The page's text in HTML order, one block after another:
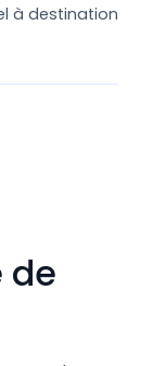
à destination
de